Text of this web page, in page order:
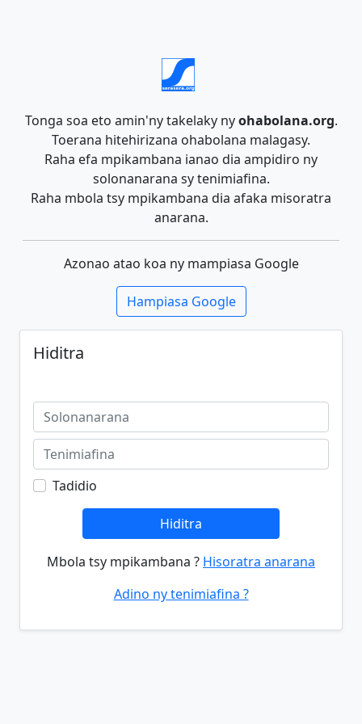
Tonga soa eto amin'ny takelaky nyohabolana.org.
Toerana hitehirizana ohabolana malagasy.
Raha efa mpikambana ianao dia ampidiro ny
solonanarana sy tenimiafina.
Raha mbola tsy mpikambana dia afaka misoratra
anarana.
Azonao atao koa ny mampiasa Google
Hampiasa Google
Hiditra
Tadidio
Hiditra
Mbola tsy mpikambana ? Hisoratra anarana
Adino ny tenimiafina ?